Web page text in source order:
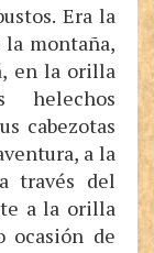
Era la
la montaña,
en la orilla
helechos
cabezotas
a la
través del
a la orilla
ocasión de